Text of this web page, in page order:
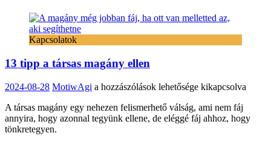
Kapcsolatok
13 tipp a társas magány ellen
2024-08-28 MotiwAgi 13
a
társas
a hozzászólások lehetősége kikapcsolva
A társas magány egy nehezen felismerhető válság, ami nem fáj
annyira, hogy azonnal tegyünk ellene, de eléggé fáj ahhoz, hogy
tönkretegyen.